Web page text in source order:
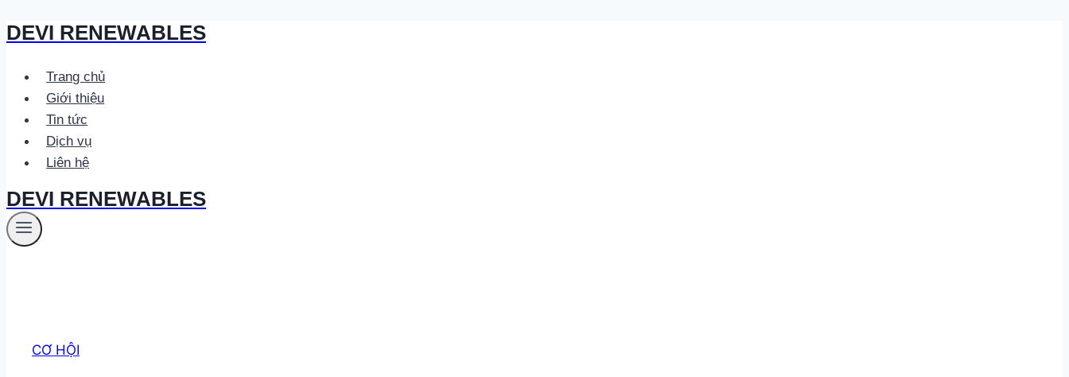
Skip
content
DEVI RENEWABLES
Trang chủ
Giới thiệu
Tin tức
Dịch vụ
Liên hệ
DEVI RENEWABLES
CƠ HỘI